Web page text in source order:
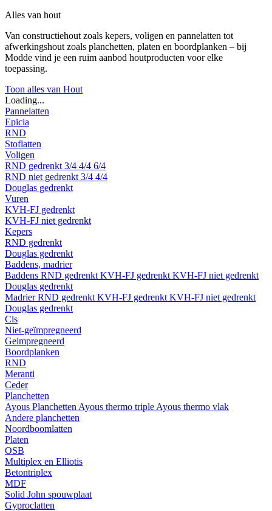
Alles van hout
Van constructiehout zoals kepers, voligen en pannelatten tot
afwerkingshout zoals planchetten, platen en boordplanken – bij
Modde vind je een ruim aanbod houtproducten voor elke
toepassing.
Toon alles van Hout
Loading...
Pannelatten
Epicia
RND
Stoflatten
Voligen
RND gedrenkt 3/4 4/4 6/4
RND niet gedrenkt 3/4 4/4
Douglas gedrenkt
Vuren
KVH-FJ gedrenkt
KVH-FJ niet gedrenkt
Kepers
RND gedrenkt
Douglas gedrenkt
Baddens, madrier
Baddens RND gedrenkt KVH-FJ gedrenkt KVH-FJ niet gedrenkt
Douglas gedrenkt
MadrierRND gedrenkt KVH-FJ gedrenkt KVH-FJ niet gedrenkt
Douglas gedrenkt
Cls
Niet-geïmpregneerd
Geimpregneerd
Boordplanken
RND
Meranti
Ceder
Planchetten
Ayous Planchetten Ayous thermo triple Ayous thermo vlak
Andere planchetten
Noordboomlatten
Platen
OSB
Multiplex en Elliotis
Betontriplex
MDF
Solid John spouwplaat
Gyproclatten